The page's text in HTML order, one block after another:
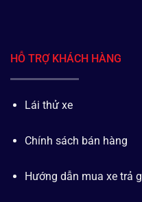
HỖ TRỢ KHÁCH HÀNG
Lái thử xe
Chính sách bán hàng
Hướng dẫn mua xe trả